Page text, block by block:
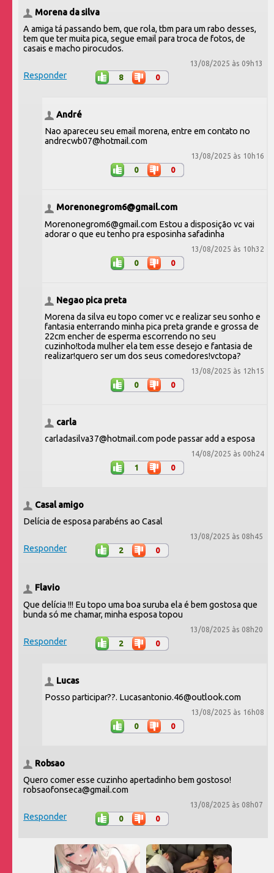
Morena da silva
A amiga tá passando bem, que rola, tbm para um rabo desses,
tem que ter muita pica, segue email para troca de fotos, de
casais e macho pirocudos.
13/08/2025 às 09h13
Responder 8 0
André
Nao apareceu seu email morena, entre em contato no
andrecwb07@hotmail.com
13/08/2025 às 10h16
0 0
Morenonegrom6@gmail.com
Morenonegrom6@gmail.com Estou a disposição vc vai
adorar o que eu tenho pra esposinha safadinha
13/08/2025 às 10h32
0 0
Negao pica preta
Morena da silva eu topo comer vc e realizar seu sonho e
fantasia enterrando minha pica preta grande e grossa de
22cm encher de esperma escorrendo no seu
cuzinho!toda mulher ela tem esse desejo e fantasia de
realizar!quero ser um dos seus comedores!vctopa?
13/08/2025 às 12h15
0 0
carla
carladasilva37@hotmail.com pode passar add a esposa
14/08/2025 às 00h24
1 0
Casal amigo
Delícia de esposa parabéns ao Casal
13/08/2025 às 08h45
Responder 2 0
Flavio
Que delícia !!! Eu topo uma boa suruba ela é bem gostosa que
bunda só me chamar, minha esposa topou
13/08/2025 às 08h20
Responder 2 0
Lucas
Posso participar??. Lucasantonio.46@outlook.com
13/08/2025 às 16h08
0 0
Robsao
Quero comer esse cuzinho apertadinho bem gostoso!
robsaofonseca@gmail.com
13/08/2025 às 08h07
Responder 0 0